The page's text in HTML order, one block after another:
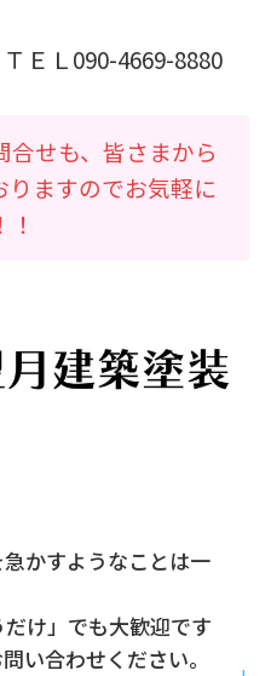
ＥＬ090-4669-8880
合せも、皆さまから
りますのでお気軽に
かすようなことは一
だけ」でも大歓迎です
い合わせください。